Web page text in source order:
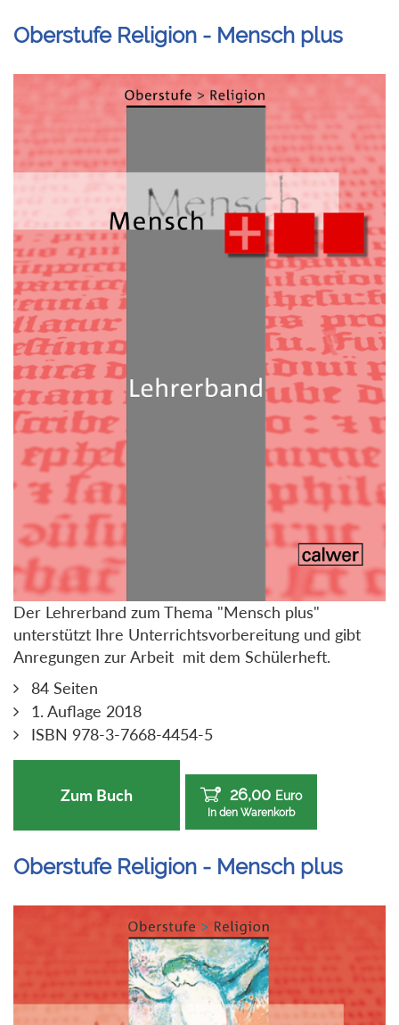
Oberstufe Religion - Mensch plus
Der Lehrerband zum Thema "Mensch plus"
unterstützt Ihre Unterrichtsvorbereitung und gibt
Anregungen zur Arbeit mit dem Schülerheft.
84 Seiten
1. Auflage 2018
ISBN 978-3-7668-4454-5
Zum Buch 26,00 Euro
In den Warenkorb
Oberstufe Religion - Mensch plus